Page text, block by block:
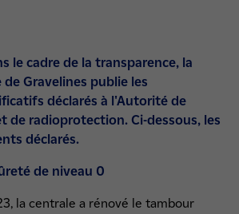
le cadre de la transparence, la
Gravelines publie les
déclarés à l'Autorité de
de radioprotection. Ci-dessous, les
déclarés.
de niveau 0
la centrale a rénové le tambour